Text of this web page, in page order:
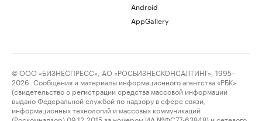
Android
AppGallery
© ООО «БИЗНЕСПРЕСС», АО «РОСБИЗНЕСКОНСАЛТИНГ», 1995–
2026. Сообщения и материалы информационного агентства «РБК»
(свидетельство о регистрации средства массовой информации
выдано Федеральной службой по надзору в сфере связи,
информационных технологий и массовых коммуникаций